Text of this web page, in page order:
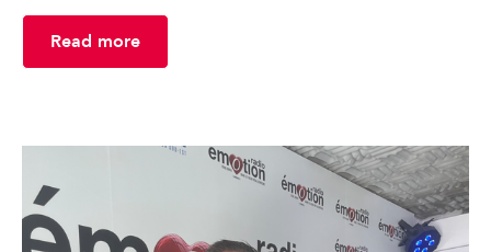
Read more